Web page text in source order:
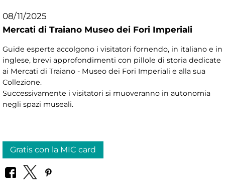
08/11/2025
Mercati di Traiano Museo dei Fori Imperiali
Guide esperte accolgono i visitatori fornendo, in italiano e in
inglese, brevi approfondimenti con pillole di storia dedicate
ai Mercati di Traiano - Museo dei Fori Imperiali e alla sua
Collezione.
Successivamente i visitatori si muoveranno in autonomia
negli spazi museali.
Gratis con la MIC card